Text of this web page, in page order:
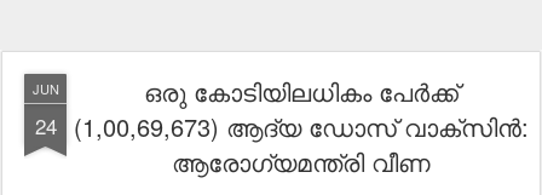
JUN
24
ഒരു കോടിയിലധികം പേര്‍ക്ക്
(1,00,69,673) ആദ്യ ഡോസ് വാക്‌സിന്‍:
ആരോഗ്യമന്ത്രി വീണ